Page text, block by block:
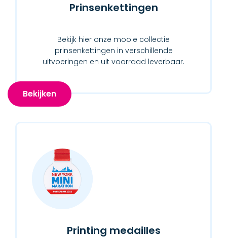
Prinsenkettingen
Bekijk hier onze mooie collectie
prinsenkettingen in verschillende
uitvoeringen en uit voorraad leverbaar.
Bekijken
Printing medailles